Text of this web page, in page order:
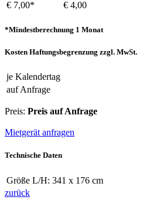
€ 7,00* € 4,00
*Mindestberechnung 1 Monat
Kosten Haftungsbegrenzung zzgl. MwSt.
je Kalendertag
auf Anfrage
Preis: Preis auf Anfrage
Mietgerät anfragen
Technische Daten
Größe L/H: 341 x 176 cm
zurück